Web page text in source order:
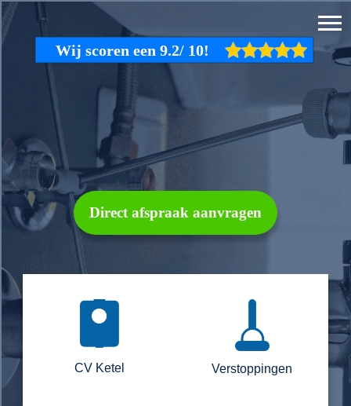
Direct afspraak aanvragen
CV Ketel Verstoppingen